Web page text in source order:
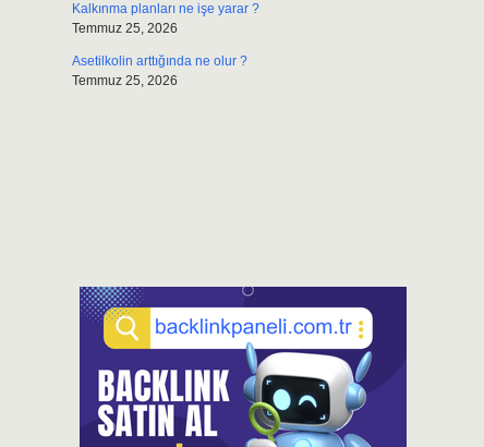
Kalkınma planları ne işe yarar ?
Temmuz 25, 2026
Asetilkolin arttığında ne olur ?
Temmuz 25, 2026